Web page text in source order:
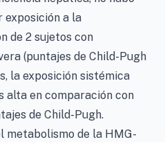
exposición a la
de 2 sujetos con
(puntajes de Child-Pugh
la exposición sistémica
alta en comparación con
de Child-Pugh.
metabolismo de la HMG-